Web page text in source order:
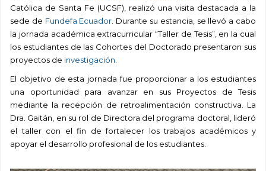
Católica de Santa Fe (UCSF), realizó una visita destacada a la
sede de Fundefa Ecuador . Durante su estancia, se llevó a cabo
la jornada académica extracurricular “Taller de Tesis”, en la cual
los estudiantes de las Cohortes del Doctorado presentaron sus
proyectos de investigación
El objetivo de esta jornada fue proporcionar a los estudiantes
una oportunidad para avanzar en sus Proyectos de Tesis
mediante la recepción de retroalimentación constructiva. La
Dra. Gaitán, en su rol de Directora del programa doctoral, lideró
el taller con el fin de fortalecer los trabajos académicos y
apoyar el desarrollo profesional de los estudiantes.